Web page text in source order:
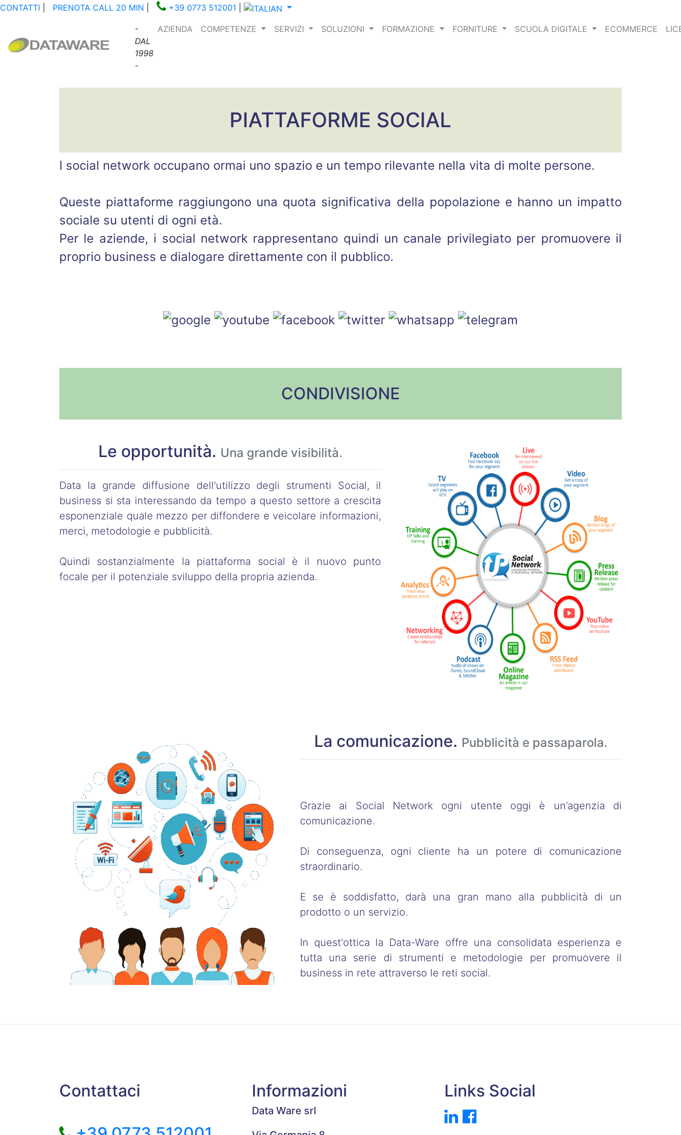
CONTATTI PRENOTA CALL 20 MIN +39 0773 512001
-
DAL
1998
-
AZIENDA COMPETENZE SERVIZI SOLUZIONI FORMAZIONE FORNITURE SCUOLA DIGITALE ECOMMERCE
PIATTAFORME SOCIAL
I social network occupano ormai uno spazio e un tempo rilevante nella vita di molte persone.
Queste piattaforme raggiungono una quota significativa della popolazione e hanno un impatto
sociale su utenti di ogni età.
Per le aziende, i social network rappresentano quindi un canale privilegiato per promuovere il
proprio business e dialogare direttamente con il pubblico.
CONDIVISIONE
Le opportunità. Una grande visibilità.
Data la grande diffusione dell'utilizzo degli strumenti Social, il
business si sta interessando da tempo a questo settore a crescita
esponenziale quale mezzo per diffondere e veicolare informazioni,
merci, metodologie e pubblicità.
Quindi sostanzialmente la piattaforma social è il nuovo punto
focale per il potenziale sviluppo della propria azienda.
La comunicazione. Pubblicità e passaparola.
Grazie ai Social Network ogni utente oggi è un’agenzia di
comunicazione.
Di conseguenza, ogni cliente ha un potere di comunicazione
straordinario.
E se è soddisfatto, darà una gran mano alla pubblicità di un
prodotto o un servizio.
In quest'ottica la Data-Ware offre una consolidata esperienza e
tutta una serie di strumenti e metodologie per promuovere il
business in rete attraverso le reti social.
Contattaci Informazioni
Data Ware srl
Links Social